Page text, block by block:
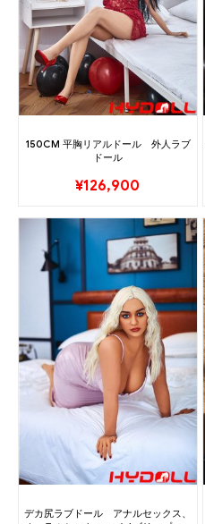
150CM 平胸リアルドール 外人ラブ
ドール
¥126,900
デカ尻ラブドール アナルセックス、